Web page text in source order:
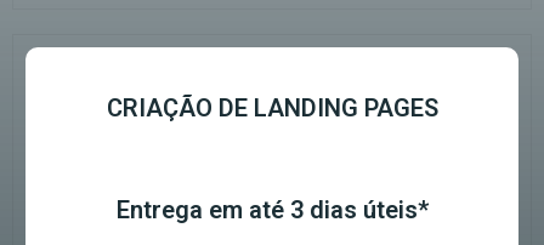
CRIAÇÃO DE LANDING PAGES
Entrega em até 3 dias úteis*